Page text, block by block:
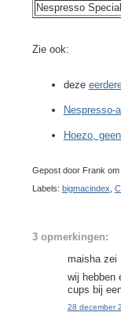
Nespresso
Zie ook:
deze
Nespresso-
Hoezo,
Gepost door Frank om
Labels: bigmacindex
3 opmerkingen:
maisha zei
wij hebben
cups bij
28 december